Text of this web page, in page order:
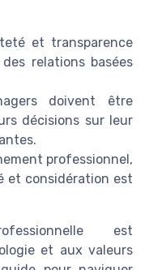
et transparence
relations basées
doivent être
décisions sur leur
professionnel,
et considération est
est
et aux valeurs